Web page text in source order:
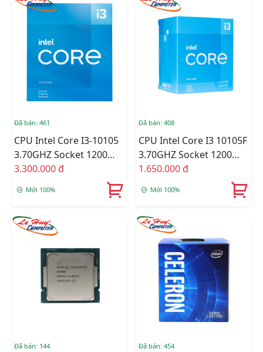
Đã bán: 461
CPU Intel Core I3-10105
3.70GHZ Socket 1200
Tray
3.300.000 đ
Mới 100%
Đã bán: 408
CPU Intel Core I3 10105F
3.70GHZ Socket 1200
Tray
1.650.000 đ
Mới 100%
Đã bán: 144 Đã bán: 454